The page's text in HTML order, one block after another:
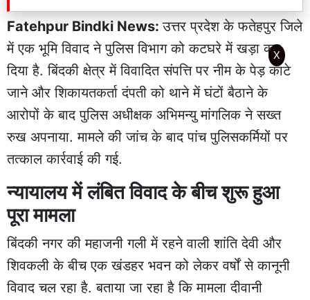
Fatehpur Bindki News:उत्तर प्रदेश के फतेहपुर जिले
में एक भूमि विवाद ने पुलिस विभाग को कटघरे में खड़ा कर
दिया है. बिंदकी क्षेत्र में विवादित संपत्ति पर नीम के पेड़ काटे
जाने और शिकायतकर्ता दंपती को थाने में घंटों बैठाने के
आरोपों के बाद पुलिस अधीक्षक अभिमन्यु मांगलिक ने सख्त
रुख अपनाया. मामले की जांच के बाद पांच पुलिसकर्मियों पर
तत्काल कार्रवाई की गई.
न्यायालय में लंबित विवाद के बीच शुरू हुआ
पूरा मामला
बिंदकी नगर की महाजनी गली में रहने वाली शांति देवी और
शिवकली के बीच एक खंडहर भवन को लेकर वर्षों से कानूनी
विवाद चल रहा है. बताया जा रहा है कि मामला दीवानी
X